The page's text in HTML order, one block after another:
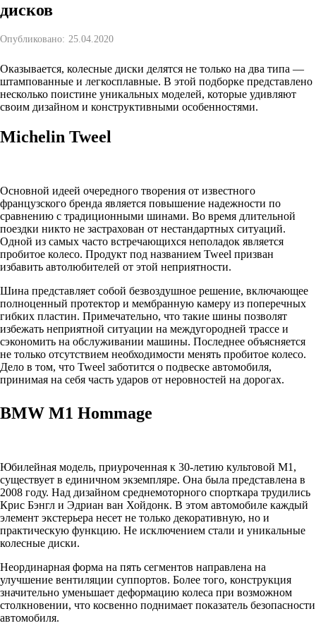
дисков
Опубликовано: 25.04.2020
Оказывается, колесные диски делятся не только на два типа —
штампованные и легкосплавные. В этой подборке представлено
несколько поистине уникальных моделей, которые удивляют
своим дизайном и конструктивными особенностями.
Michelin Tweel
Основной идеей очередного творения от известного
французского бренда является повышение надежности по
сравнению с традиционными шинами. Во время длительной
поездки никто не застрахован от нестандартных ситуаций.
Одной из самых часто встречающихся неполадок является
пробитое колесо. Продукт под названием Tweel призван
избавить автолюбителей от этой неприятности.
Шина представляет собой безвоздушное решение, включающее
полноценный протектор и мембранную камеру из поперечных
гибких пластин. Примечательно, что такие шины позволят
избежать неприятной ситуации на междугородней трассе и
сэкономить на обслуживании машины. Последнее объясняется
не только отсутствием необходимости менять пробитое колесо.
Дело в том, что Tweel заботится о подвеске автомобиля,
принимая на себя часть ударов от неровностей на дорогах.
BMW M1 Hommage
Юбилейная модель, приуроченная к 30-летию культовой M1,
существует в единичном экземпляре. Она была представлена в
2008 году. Над дизайном среднемоторного спорткара трудились
Крис Бэнгл и Эдриан ван Хойдонк. В этом автомобиле каждый
элемент экстерьера несет не только декоративную, но и
практическую функцию. Не исключением стали и уникальные
колесные диски.
Неординарная форма на пять сегментов направлена на
улучшение вентиляции суппортов. Более того, конструкция
значительно уменьшает деформацию колеса при возможном
столкновении, что косвенно поднимает показатель безопасности
автомобиля.